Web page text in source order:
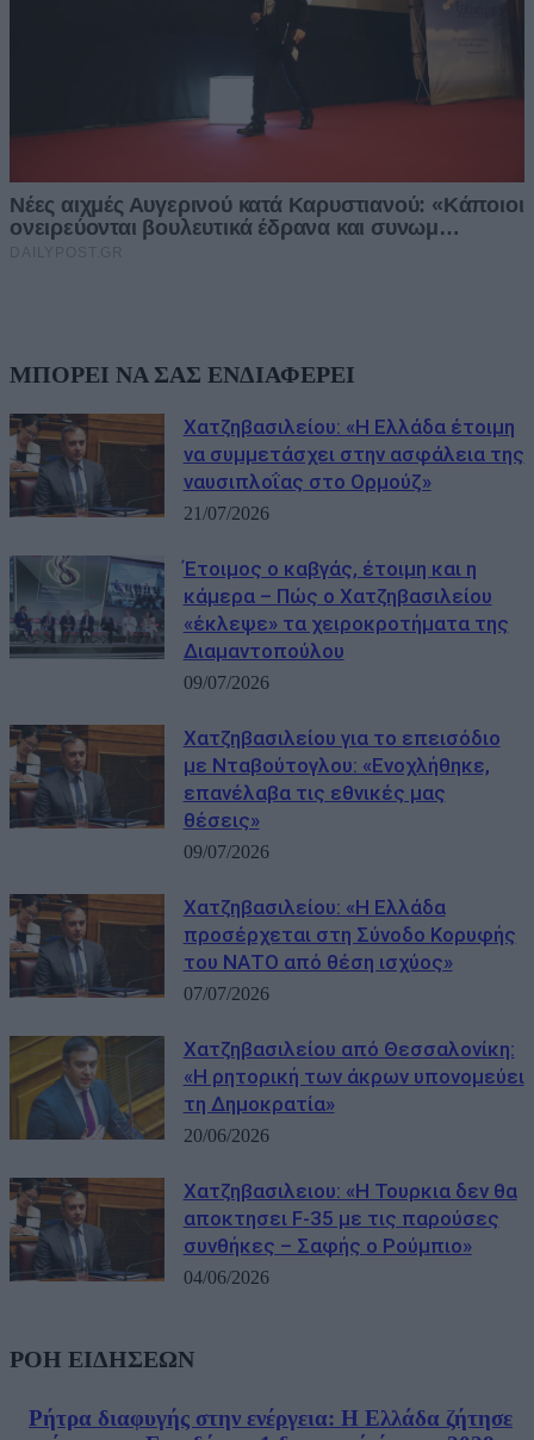
ΜΠΟΡΕΙ ΝΑ ΣΑΣ ΕΝΔΙΑΦΕΡΕΙ
Χατζηβασιλείου: «Η Ελλάδα έτοιμη
να συμμετάσχει στην ασφάλεια της
ναυσιπλοΐας στο Ορμούζ»
21/07/2026
Έτοιμος ο καβγάς, έτοιμη και η
κάμερα – Πώς ο Χατζηβασιλείου
«έκλεψε» τα χειροκροτήματα της
Διαμαντοπούλου
09/07/2026
Χατζηβασιλείου για το επεισόδιο
με Νταβούτογλου: «Eνοχλήθηκε,
επανέλαβα τις εθνικές μας
θέσεις»
09/07/2026
Χατζηβασιλείου: «Η Ελλάδα
προσέρχεται στη Σύνοδο Κορυφής
του ΝΑΤΟ από θέση ισχύος»
07/07/2026
Χατζηβασιλείου από Θεσσαλονίκη:
«Η ρητορική των άκρων υπονομεύει
τη Δημοκρατία»
20/06/2026
Χατζηβασιλειου: «Η Τουρκια δεν θα
αποκτησει F-35 με τις παρούσες
συνθήκες – Σαφής ο Ρούμπιο»
04/06/2026
ΡΟΗ ΕΙΔΗΣΕΩΝ
Ρήτρα διαφυγής στην ενέργεια: Η Ελλάδα ζήτησε